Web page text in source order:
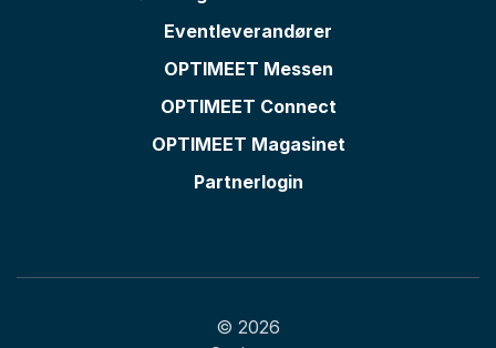
Eventleverandører
OPTIMEET Messen
OPTIMEET Connect
OPTIMEET Magasinet
Partnerlogin
© 2026